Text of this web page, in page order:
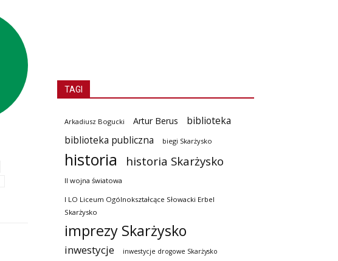
TAGI
Arkadiusz Bogucki Artur Berus
biblioteka
biblioteka publiczna
biegi Skarżysko
historia historia Skarżysko
II wojna światowa
I LO Liceum Ogólnokształcące Słowacki Erbel
Skarżysko
imprezy Skarżysko
inwestycje inwestycje drogowe Skarżysko